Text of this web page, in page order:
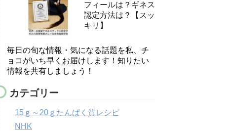
フィールは？ギネス
認定方法は？【スッ
キリ】
毎日の旬な情報・気になる話題を私、チ
ョコがいち早くお届けします！知りたい
情報を共有しましょう！
カテゴリー
15ｇ～20ｇたんぱく質レシピ
NHK